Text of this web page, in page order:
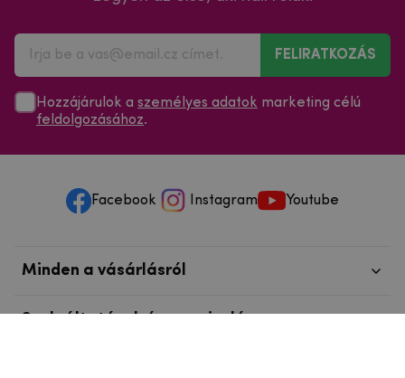
FELIRATKOZÁS
Hozzájárulok a személyes adatok marketing célú
feldolgozásához.
Facebook Instagram Youtube
Minden a vásárlásról